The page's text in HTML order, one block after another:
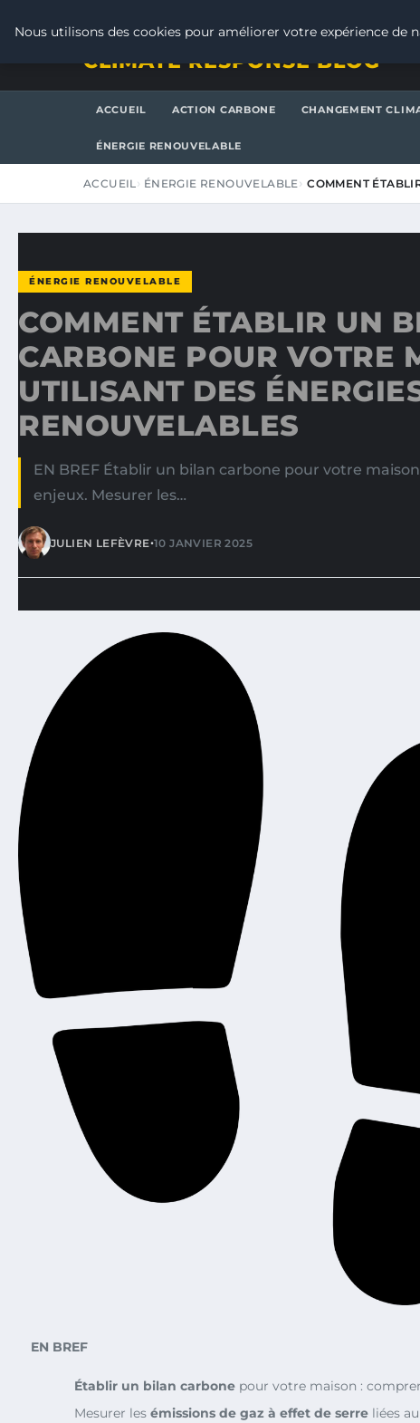
CLIMATE RESPONSE BLOG
ACCUEIL ACTION CARBONE CHANGEMENT
ÉNERGIE RENOUVELABLE
ACCUEIL ÉNERGIE RENOUVELABLE COMMENT
ÉNERGIE RENOUVELABLE
COMMENT ÉTABLIR UN
CARBONE POUR VOTRE
UTILISANT DES
RENOUVELABLES
EN BREF Établir un bilan carbone pour votre
enjeux. Mesurer les…
JULIEN LEFÈVRE•10 JANVIER 2025
EN BREF
Établir un bilan carbone pour votre maison :
Mesurer les émissions de gaz à effet de serre liées
Nous utilisons des cookies pour améliorer votre expérience